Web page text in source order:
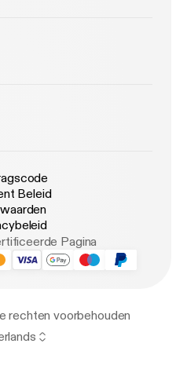
Beleid
Pagina
rechten voorbehouden